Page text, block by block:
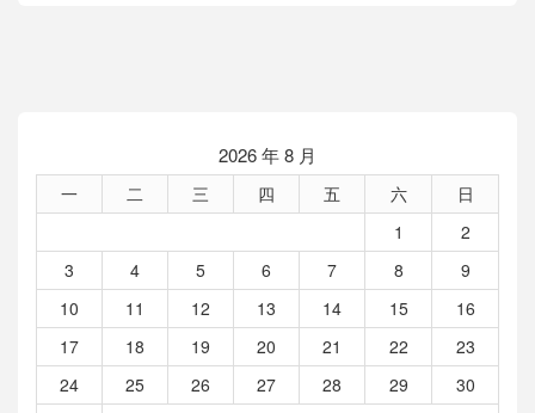
2026 年 8 月
一 二 三 四 五 六
日
1
2
3
4 5 6 7 8
9
10
11 12 13 14 15
16
17
18 19 20 21 22
23
24
25 26 27 28 29
30